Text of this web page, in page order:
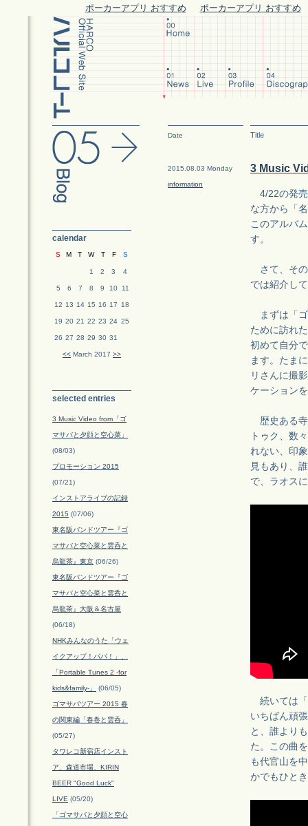
ポーカーアプリ おすすめ ポーカーアプリ おすすめ
Date Title
2015.08.03 Monday
information
3 Music
4/22の発売
な方から「
このアルバ
す。
さて、その
では紹介し
まずは「ゴ
ために訪れ
初めて自分
ます。たま
リさんに撮
ケーション
歴史ある寺
トゥク、数
れない、印
見もあり、
で、ラオス
続いては「
いちばん頑
と、誰より
た。この曲
も代官山を
かでもひと
calendar
S M T W T F S
1 2 3 4
5 6 7 8 9 10 11
12 13 14 15 16 17 18
19 20 21 22 23 24 25
26 27 28 29 30 31
<< March 2017 >>
selected entries
3 Music Video from「ゴ
マサバと夕顔と空心菜」
(08/03)
プロモーション 2015
(07/21)
インストアライブの記録
2015 (07/06)
東名阪バンドツアー『ゴ
マサバと空心菜と雲呑と
烏龍茶』東京 (06/26)
東名阪バンドツアー『ゴ
マサバと空心菜と雲呑と
烏龍茶』大阪＆名古屋
(06/18)
NHKみんなのうた「ウェ
イクアップ！パパ！」、
「Portable Tunes 2 -for
kids&family-」 (06/05)
ゴマサバツアー 2015 春
の関東編「春巻と雲呑」
(05/27)
タワレコ新宿店インスト
ア、森道市場、KIRIN
BEER "Good Luck"
LIVE (05/20)
「ゴマサバと夕顔と空心